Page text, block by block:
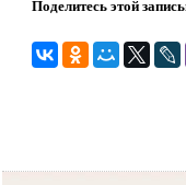
Поделитесь этой